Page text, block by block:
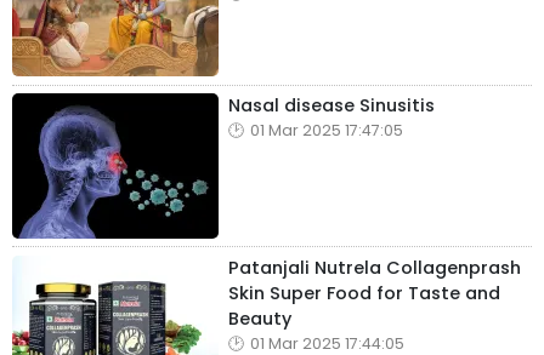
Nasal disease Sinusitis
01 Mar 2025 17:47:05
Patanjali Nutrela Collagenprash
Skin Super Food for Taste and
Beauty
01 Mar 2025 17:44:05